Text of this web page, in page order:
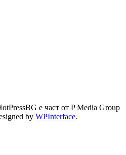
е част от P Media Group
by WPInterface.